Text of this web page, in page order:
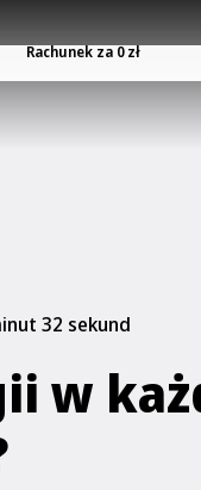
Rachunek za 0 zł
32 sekund
w